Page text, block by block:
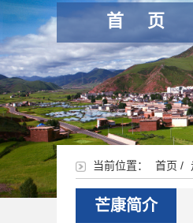
首 页
当前位置： 首页 /
芒康简介